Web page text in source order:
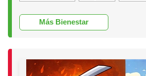
Más Bienestar